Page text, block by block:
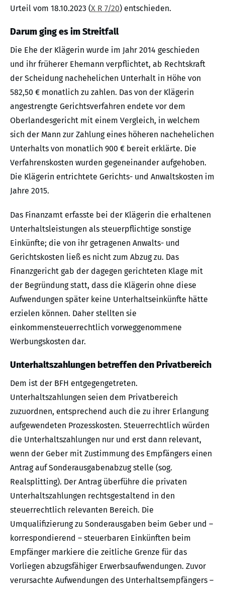
Urteil vom 18.10.2023 (X R 7/20) entschieden.
Darum ging es im Streitfall
Die Ehe der Klägerin wurde im Jahr 2014 geschieden
und ihr früherer Ehemann verpflichtet, ab Rechtskraft
der Scheidung nachehelichen Unterhalt in Höhe von
582,50 € monatlich zu zahlen. Das von der Klägerin
angestrengte Gerichtsverfahren endete vor dem
Oberlandesgericht mit einem Vergleich, in welchem
sich der Mann zur Zahlung eines höheren nachehelichen
Unterhalts von monatlich 900 € bereit erklärte. Die
Verfahrenskosten wurden gegeneinander aufgehoben.
Die Klägerin entrichtete Gerichts- und Anwaltskosten im
Jahre 2015.
Das Finanzamt erfasste bei der Klägerin die erhaltenen
Unterhaltsleistungen als steuerpflichtige sonstige
Einkünfte; die von ihr getragenen Anwalts- und
Gerichtskosten ließ es nicht zum Abzug zu. Das
Finanzgericht gab der dagegen gerichteten Klage mit
der Begründung statt, dass die Klägerin ohne diese
Aufwendungen später keine Unterhaltseinkünfte hätte
erzielen können. Daher stellten sie
einkommensteuerrechtlich vorweggenommene
Werbungskosten dar.
Unterhaltszahlungen betreffen den Privatbereich
Dem ist der BFH entgegengetreten.
Unterhaltszahlungen seien dem Privatbereich
zuzuordnen, entsprechend auch die zu ihrer Erlangung
aufgewendeten Prozesskosten. Steuerrechtlich würden
die Unterhaltszahlungen nur und erst dann relevant,
wenn der Geber mit Zustimmung des Empfängers einen
Antrag auf Sonderausgabenabzug stelle (sog.
Realsplitting). Der Antrag überführe die privaten
Unterhaltszahlungen rechtsgestaltend in den
steuerrechtlich relevanten Bereich. Die
Umqualifizierung zu Sonderausgaben beim Geber und –
korrespondierend – steuerbaren Einkünften beim
Empfänger markiere die zeitliche Grenze für das
Vorliegen abzugsfähiger Erwerbsaufwendungen. Zuvor
verursachte Aufwendungen des Unterhaltsempfängers –